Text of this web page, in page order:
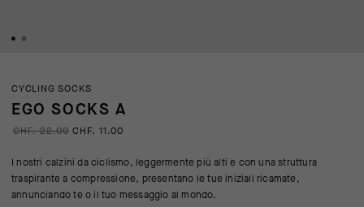
CYCLING SOCKS
EGO SOCKS A
CHF. 22.00 CHF. 11.00
I nostri calzini da ciclismo, leggermente più alti e con una struttura
traspirante a compressione, presentano le tue iniziali ricamate,
annunciando te o il tuo messaggio al mondo.